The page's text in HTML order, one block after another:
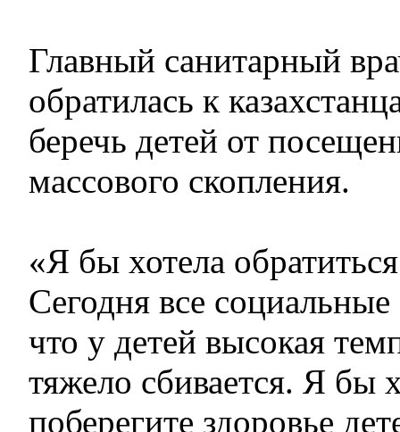
Главный санитарный
обратилась к
беречь детей от
массового скопления.
«Я бы хотела
Сегодня все социальные
что у детей высокая
тяжело сбивается. Я бы
поберегите здоровье